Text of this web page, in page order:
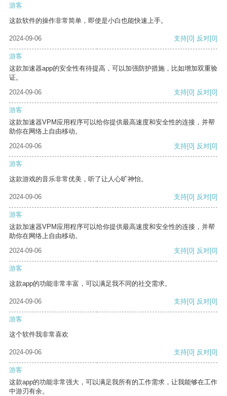
游客
这款软件的操作非常简单，即使是小白也能快速上手。
2024-09-06 支持[0] 反对[0]
游客
这款加速器app的安全性有待提高，可以加强防护措施，比如增加双重验
证。
2024-09-06
支持[0] 反对[0]
游客
这款加速器VPM应用程序可以给你提供最高速度和安全性的连接，并帮
助你在网络上自由移动。
2024-09-06
支持[0] 反对[0]
游客
这款游戏的音乐非常优美，听了让人心旷神怡。
2024-09-06 支持[0] 反对[0]
游客
这款加速器VPM应用程序可以给你提供最高速度和安全性的连接，并帮
助你在网络上自由移动。
2024-09-06
支持[0] 反对[0]
游客
这款app的功能非常丰富，可以满足我不同的社交需求。
2024-09-06 支持[0] 反对[0]
游客
这个软件我非常喜欢
2024-09-06 支持[0] 反对[0]
游客
这款app的功能非常强大，可以满足我所有的工作需求，让我能够在工作
中游刃有余。